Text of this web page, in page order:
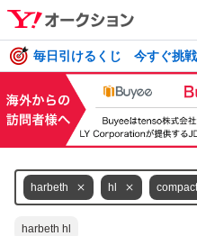
毎日引けるくじ 今すぐ挑戦
harbeth hl
harbeth hl